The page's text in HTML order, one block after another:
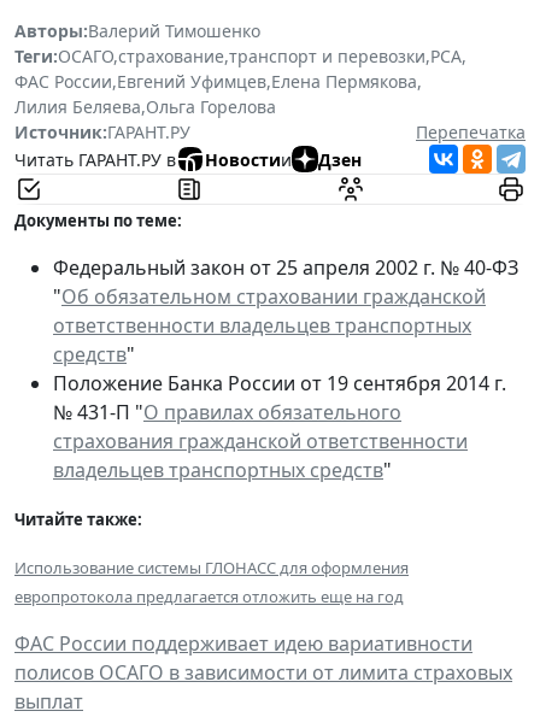
Авторы:Валерий Тимошенко
Теги:ОСАГО,страхование,транспорт и перевозки,РСА,
ФАС России,Евгений Уфимцев,Елена Пермякова,
Лилия Беляева,Ольга Горелова
Источник:ГАРАНТ.РУ
Перепечатка
Читать ГАРАНТ.РУ в
Новостии Дзен
Документы по теме:
Федеральный закон от 25 апреля 2002 г. № 40-ФЗ
"Об обязательном страховании гражданской
ответственности владельцев транспортных
средств"
Положение Банка России от 19 сентября 2014 г.
№ 431-П "О правилах обязательного
страхования гражданской ответственности
владельцев транспортных средств"
Читайте также:
Использование системы ГЛОНАСС для оформления
европротокола предлагается отложить еще на год
ФАС России поддерживает идею вариативности
полисов ОСАГО в зависимости от лимита страховых
выплат